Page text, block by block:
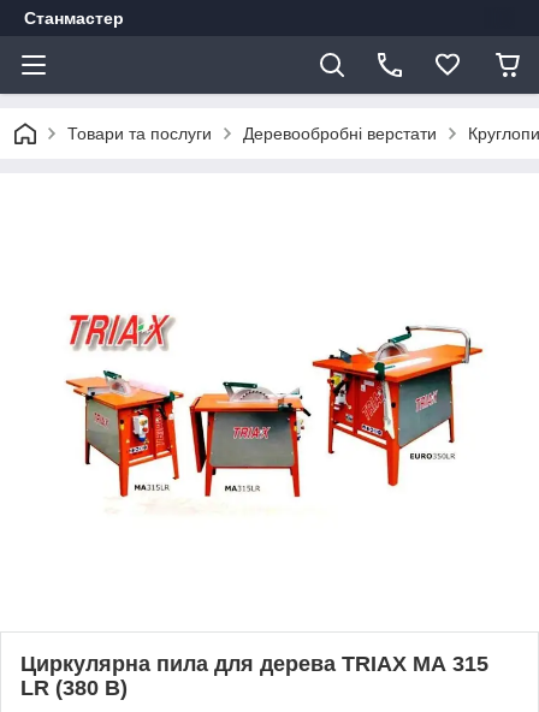
Станмастер
Товари та послуги Деревообробні верстати
Циркулярна пила для дерева TRIAX МА 315
LR (380 В)